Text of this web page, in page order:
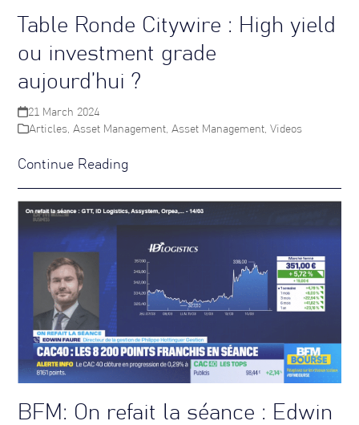
Table Ronde Citywire : High yield
ou investment grade
aujourd’hui ?
21 March 2024
Articles Asset Management Asset Management ,Videos
Continue Reading
BFM: On refait la séance : Edwin